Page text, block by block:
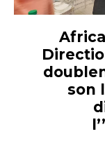
son